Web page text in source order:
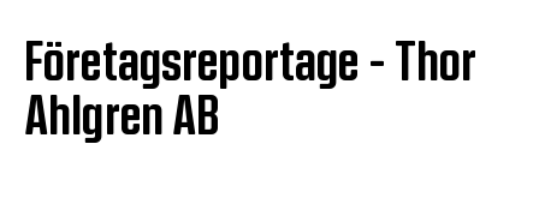
Företagsreportage - Thor
Ahlgren AB